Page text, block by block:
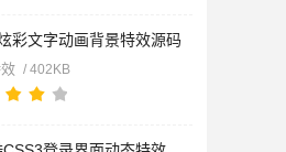
彩文字动画背景特效源码
/ 402KB